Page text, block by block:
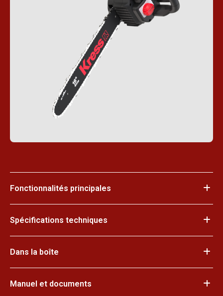
Fonctionnalités principales
Spécifications techniques
Dans la boîte
Manuel et documents